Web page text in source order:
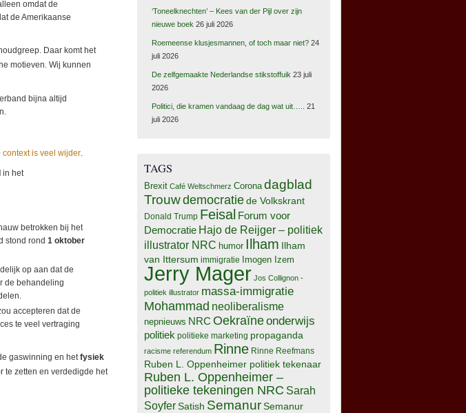
omdat de
de Amerikaanse
Daar komt het
motieven. Wij kunnen
bijna altijd
context is veel wijder.
in het
betrokken bij het
stond rond 1 oktober
op aan dat de
de behandeling
accepteren dat de
te veel vertraging
gaswinning en het fysiek
te zetten en verdedigde het
‘Toneelknechten’ – Kees van der Pijl over zijn
nieuwe boek 26 juli 2026
Roemeense klusjesmannen, of toch maar niet? 24
juli 2026
De zelfgemaakte Nederlandse stikstoffuik 23 juli
2026
Politici, die kramen vandaag de dag wat uit…..
21
juli 2026
TAGS
Brexit Café Weltschmerz Corona dagblad
Trouwdemocratiede Volkskrant
Donald Trump Feisal Forum voor
Democratie Hajo de Reijger – politiek
illustrator NRC humor Ilham Ilham
van Ittersum immigratie Imogen Izem
Jerry Mager Jos Collignon -
politiek illustrator massa-immigratie
Mohammad neoliberalisme
nepnieuws NRC Oekraïneonderwijs
politiek politieke marketing propaganda
racisme referendum Rinne Rinne Reefmans
Ruben L. Oppenheimer politiek tekenaar
Ruben L. Oppenheimer –
politieke tekeningen NRC Sarah
Soyfer Satish SemanurSemanur